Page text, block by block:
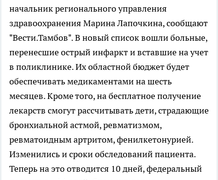
начальник регионального управления
здравоохранения Марина Лапочкина, сообщают
"Вести.Тамбов". В новый список вошли больные,
перенесшие острый инфаркт и вставшие на учет
в поликлинике. Их областной бюджет будет
обеспечивать медикаментами на шесть
месяцев. Кроме того, на бесплатное получение
лекарств смогут рассчитывать дети, страдающие
бронхиальной астмой, ревматизмом,
ревматоидным артритом, фенилкетонурией.
Изменились и сроки обследований пациента.
Теперь на это отводится 10 дней, федеральный